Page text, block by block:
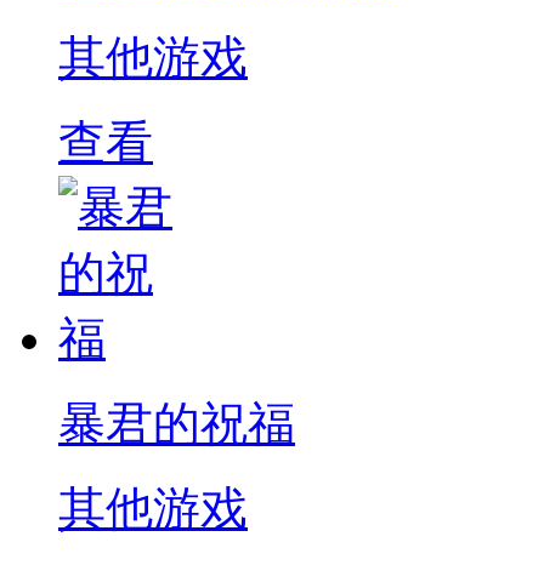
其他游戏
查看
暴君的祝福
其他游戏